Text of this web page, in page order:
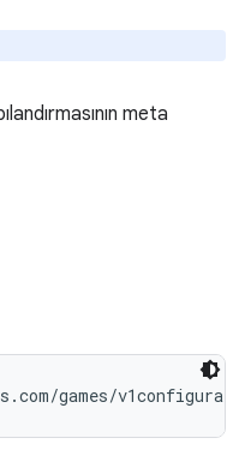
meta
games/